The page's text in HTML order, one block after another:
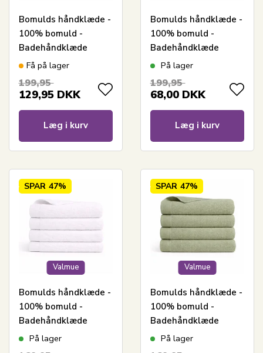
Bomulds håndklæde -
100% bomuld -
Badehåndklæde
70x140 cm - Mint
Få på lager
199,95
129,95 DKK
Læg i kurv
Bomulds håndklæde -
100% bomuld -
Badehåndklæde
70x140 cm - Sand
På lager
199,95
68,00 DKK
Læg i kurv
Valmue
SPAR 47%
Bomulds håndklæde -
100% bomuld -
Badehåndklæde
70x140 cm - Valmue -
På lager
Valmue
SPAR 47%
Bomulds håndklæde -
100% bomuld -
Badehåndklæde
70x140 cm - Valmue -
På lager